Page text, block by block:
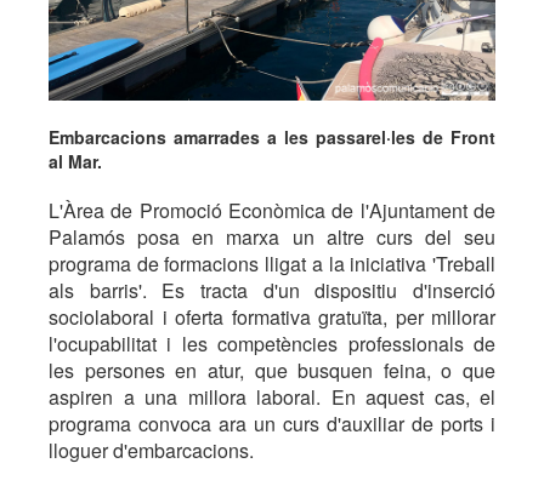
Embarcacions amarrades a les passarel·les de Front
al Mar.
L'Àrea de Promoció Econòmica de l'Ajuntament de
Palamós posa en marxa un altre curs del seu
programa de formacions lligat a la iniciativa 'Treball
als barris'. Es tracta d'un dispositiu d'inserció
sociolaboral i oferta formativa gratuïta, per millorar
l'ocupabilitat i les competències professionals de
les persones en atur, que busquen feina, o que
aspiren a una millora laboral. En aquest cas, el
programa convoca ara un curs d'auxiliar de ports i
lloguer d'embarcacions.